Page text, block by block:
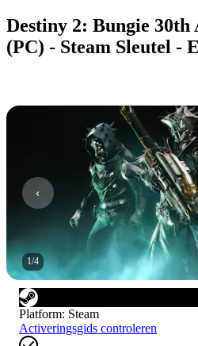
Destiny 2: Bungie
(PC) - Steam Sleutel -
1/4
Platform: Steam
Activeringsgids controleren